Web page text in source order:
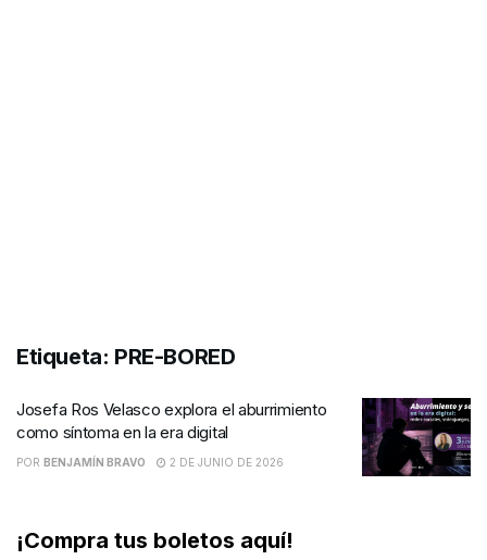
Etiqueta: PRE-BORED
Josefa Ros Velasco explora el aburrimiento
como síntoma en la era digital
POR BENJAMÍN BRAVO 2 DE JUNIO DE 2026
¡Compra tus boletos aquí!